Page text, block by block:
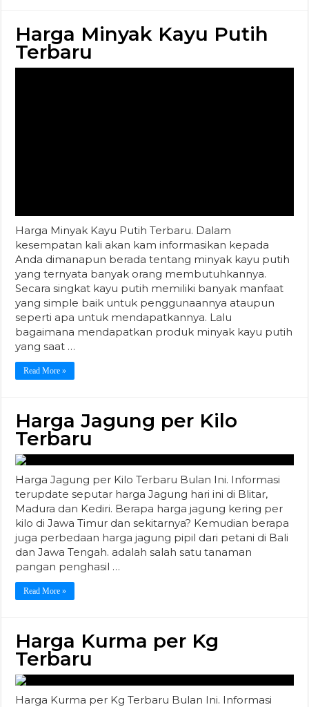
Harga Minyak Kayu Putih
Terbaru
Read More »
Harga Jagung per Kilo
Terbaru
Harga Jagung per Kilo Terbaru Bulan Ini. Informasi
terupdate seputar harga Jagung hari ini di Blitar,
Madura dan Kediri. Berapa harga jagung kering per
dan Jawa Tengah. adalah salah satu tanaman
pangan penghasil …
Read More »
Harga Kurma per Kg
Terbaru
Harga Kurma per Kg Terbaru Bulan Ini. Informasi
terkini serputar harga buah kurma grosir termurah
hingga termahal dan eceran di di pasaran Indonesia,
manusia. Peluang usaha bagi Anda ketika memasuki
bulan ramadhan …
Read More »